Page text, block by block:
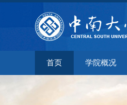
首页 学院概况